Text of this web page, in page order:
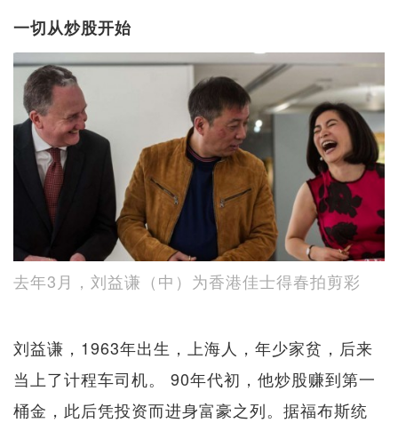
一切从炒股开始
去年3月，刘益谦（中）为香港佳士得春拍剪彩
刘益谦，1963年出生，上海人，年少家贫，后来
当上了计程车司机。 90年代初，他炒股赚到第一
桶金，此后凭投资而进身富豪之列。据福布斯统